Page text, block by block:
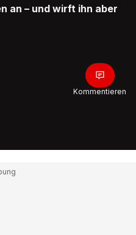
an – und wirft ihn aber
Kommentieren